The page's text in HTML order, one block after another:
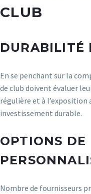
CLUB
DURABILITÉ
En se penchant sur la
de club doivent évaluer
régulière et à l’exposition
investissement durable.
OPTIONS DE
Nombre de fournisseurs